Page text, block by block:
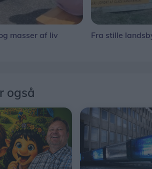
masser af liv Fra stille
også